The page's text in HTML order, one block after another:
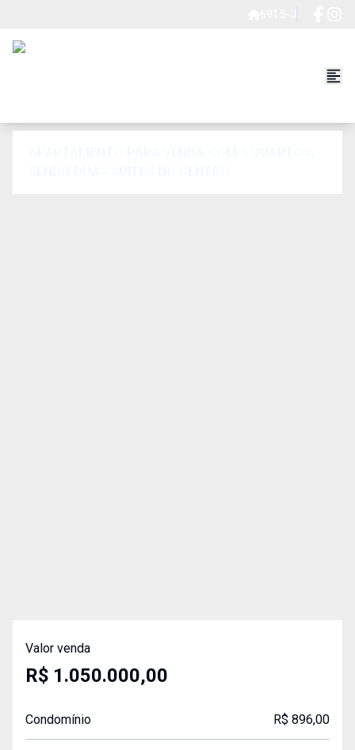
Valor venda
R$ 1.050.000,00
Condomínio R$ 896,00